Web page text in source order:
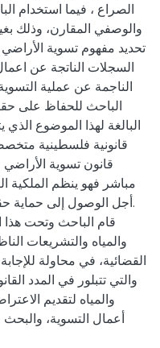
الصراع ، فيما استخدام
والوصفي المقارن، وذلك
تحديد مفهوم تسوية
السجلات الناتجة عن اعمال
الناجمة عن عملية
الباحث للحفاظ على
البالغة لهذا الموضوع
قانونية فلسطينية
قانون تسوية
مباشر فهو ينظم الملكية
أجل الوصول إلى حماية
قام الباحث وتحت هذا
والمياه والتشريعات
القضائية، في محاولة
والتي تتبلور في المدد
والمياه لتقديم
أعمال التسوية،